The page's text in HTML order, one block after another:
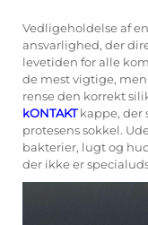
Vedligeholdelse af en
ansvarlighed, der
levetiden for alle
de mest vigtige,
rense den korrekt
kONTAKTkappe, der
protesens sokkel.
bakterier, lugt og
der ikke er